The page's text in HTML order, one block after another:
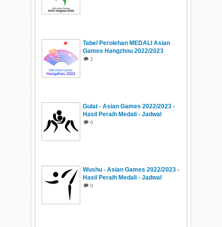
Tabel Perolehan MEDALI Asian
Games Hangzhou 2022/2023
2
Gulat - Asian Games 2022/2023 -
Hasil Peraih Medali - Jadwal
0
Wushu - Asian Games 2022/2023 -
Hasil Peraih Medali - Jadwal
0